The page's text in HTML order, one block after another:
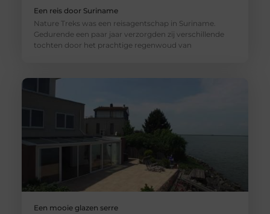
Een reis door Suriname
Nature Treks was een reisagentschap in Suriname.
Gedurende een paar jaar verzorgden zij verschillende
tochten door het prachtige regenwoud van
Een mooie glazen serre